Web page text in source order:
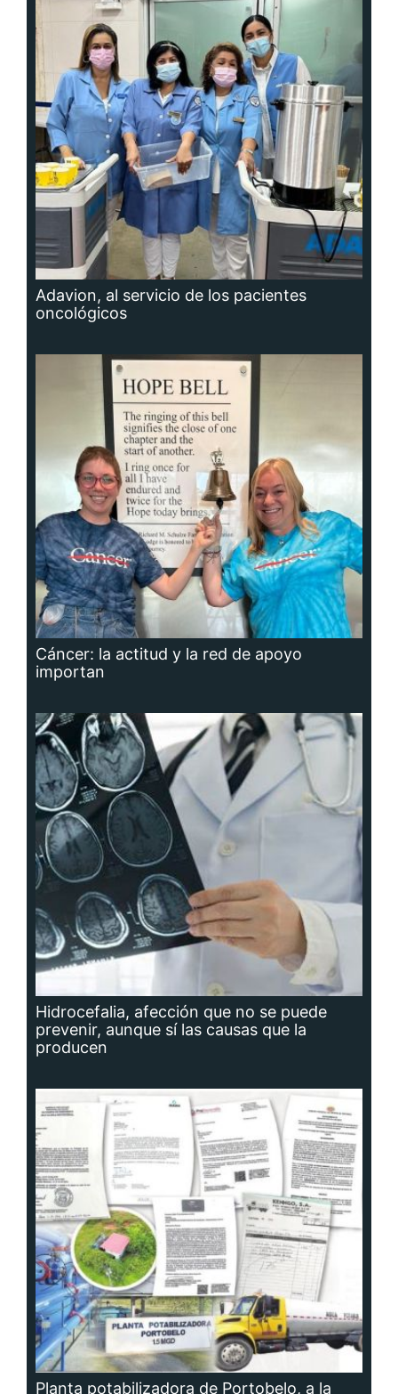
Adavion, al servicio de los pacientes
oncológicos
Cáncer: la actitud y la red de apoyo
importan
Hidrocefalia, afección que no se puede
prevenir, aunque sí las causas que la
producen
Planta potabilizadora de Portobelo, a la